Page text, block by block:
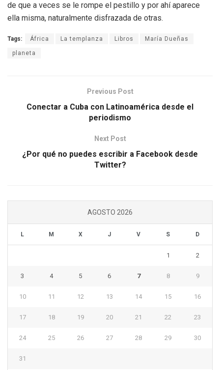
de que a veces se le rompe el pestillo y por ahí aparece
ella misma, naturalmente disfrazada de otras.
Tags: África La templanza Libros María Dueñas
planeta
Previous Post
Conectar a Cuba con Latinoamérica desde el
periodismo
Next Post
¿Por qué no puedes escribir a Facebook desde
Twitter?
AGOSTO 2026
L M X J V S D
1 2
3 4 5 6 7 8 9
10 11 12 13 14 15 16
17 18 19 20 21 22 23
24 25 26 27 28 29 30
31